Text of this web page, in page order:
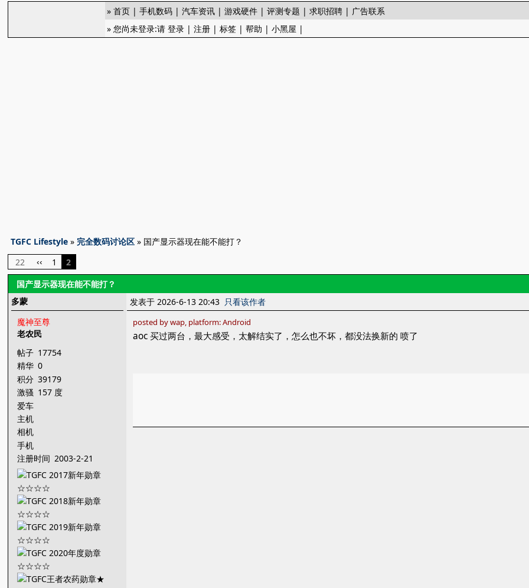
»首页 |手机数码 |汽车资讯 |游戏硬件 |评测专题 |求职招聘 | 广告联系
» 您尚未登录:请登录 |注册 |标签 |帮助 |小黑屋 |
TGFC Lifestyle » 完全数码讨论区 » 国产显示器现在能不能打？
22
‹‹ 1
2
国产显示器现在能不能打？
多蒙
魔神至尊
老农民
帖子 17754
精华 0
积分 39179
激骚 157 度
爱车
主机
相机
手机
注册时间 2003-2-21
发表于 2026-6-13 20:43 只看该作者
posted by wap, platform: Android
aoc 买过两台，最大感受，太解结实了，怎么也不坏，都没法换新的 喷了